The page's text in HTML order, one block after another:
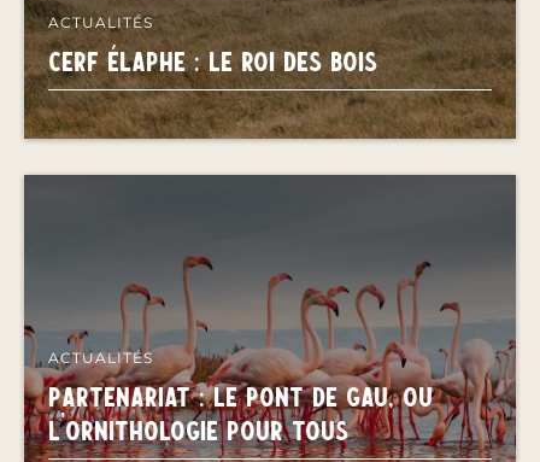
ACTUALITÉS
CERF ÉLAPHE : LE ROI DES BOIS
ACTUALITÉS
Partenariat : Le Pont de Gau, ou
l'ornithologie pour tous